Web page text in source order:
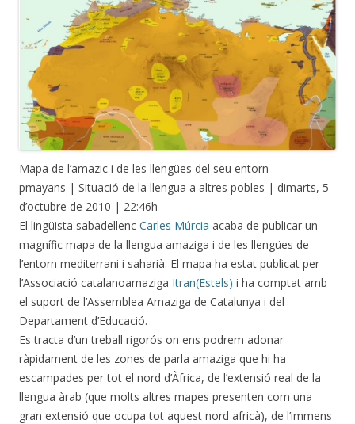
Mapa de l’amazic i de les llengües del seu entorn
pmayans | Situació de la llengua a altres pobles | dimarts, 5
d’octubre de 2010 | 22:46h
El lingüista sabadellenc Carles Múrcia acaba de publicar un
magnífic mapa de la llengua amaziga i de les llengües de
l’entorn mediterrani i saharià. El mapa ha estat publicat per
l’Associació catalanoamaziga Itran(Estels) i ha comptat amb
el suport de l’Assemblea Amaziga de Catalunya i del
Departament d’Educació.
Es tracta d’un treball rigorós on ens podrem adonar
ràpidament de les zones de parla amaziga que hi ha
escampades per tot el nord d’Àfrica, de l’extensió real de la
llengua àrab (que molts altres mapes presenten com una
gran extensió que ocupa tot aquest nord africà), de l’immens